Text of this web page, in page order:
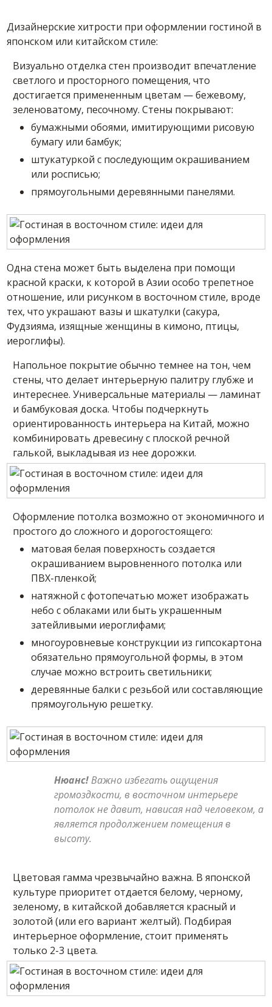
Дизайнерские хитрости при оформлении гостиной в
японском или китайском стиле:
Визуально отделка стен производит впечатление
светлого и просторного помещения, что
достигается примененным цветам — бежевому,
зеленоватому, песочному. Стены покрывают:
бумажными обоями, имитирующими рисовую
бумагу или бамбук;
штукатуркой с последующим окрашиванием
или росписью;
прямоугольными деревянными панелями.
Одна стена может быть выделена при помощи
красной краски, к которой в Азии особо трепетное
отношение, или рисунком в восточном стиле, вроде
тех, что украшают вазы и шкатулки (сакура,
Фудзияма, изящные женщины в кимоно, птицы,
иероглифы).
Напольное покрытие обычно темнее на тон, чем
стены, что делает интерьерную палитру глубже и
интереснее. Универсальные материалы — ламинат
и бамбуковая доска. Чтобы подчеркнуть
ориентированность интерьера на Китай, можно
комбинировать древесину с плоской речной
галькой, выкладывая из нее дорожки.
Оформление потолка возможно от экономичного и
простого до сложного и дорогостоящего:
матовая белая поверхность создается
окрашиванием выровненного потолка или
ПВХ-пленкой;
натяжной с фотопечатью может изображать
небо с облаками или быть украшенным
затейливыми иероглифами;
многоуровневые конструкции из гипсокартона
обязательно прямоугольной формы, в этом
случае можно встроить светильники;
деревянные балки с резьбой или составляющие
прямоугольную решетку.
Нюанс!Bажно избегать ощущения
громоздкости, в восточном интерьере
потолок не давит, нависая над человеком, а
является продолжением помещения в
высоту.
Цветовая гамма чрезвычайно важна. В японской
культуре приоритет отдается белому, черному,
зеленому, в китайской добавляется красный и
золотой (или его вариант желтый). Подбирая
интерьерное оформление, стоит применять
только 2-3 цвета.